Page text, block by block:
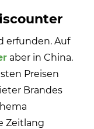
erfunden. Auf
aber in China.
Preisen
Brandes
Zeitlang